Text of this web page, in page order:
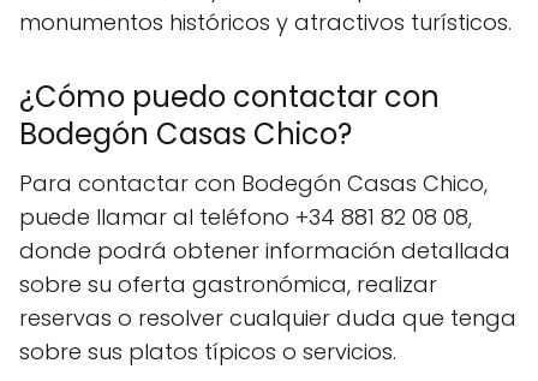
monumentos históricos y atractivos turísticos.
¿Cómo puedo contactar con
Bodegón Casas Chico?
Para contactar con Bodegón Casas Chico,
puede llamar al teléfono +34 881 82 08 08,
donde podrá obtener información detallada
sobre su oferta gastronómica, realizar
reservas o resolver cualquier duda que tenga
sobre sus platos típicos o servicios.